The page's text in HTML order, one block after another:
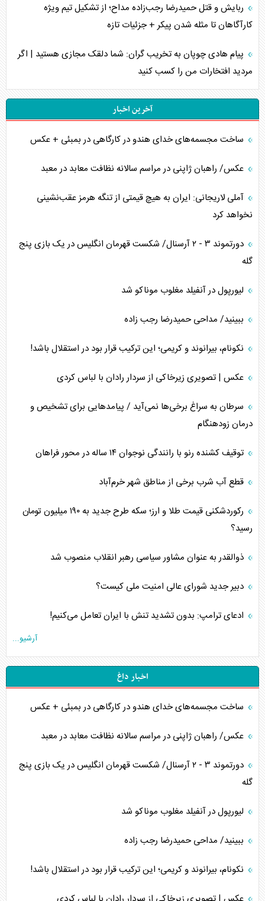
ربایش و قتل حمیدرضا رجب‌زاده مداح؛ از تشکیل تیم ویژه
کارآگاهان تا مثله شدن پیکر + جزئیات تازه
پیام هادی چوپان به تخریب گران: شما دلقک مجازی هستید | اگر
مردید افتخارات من را کسب کنید
آخرین اخبار
ساخت مجسمه‌های خدای هندو در کارگاهی در بمبئی + عکس
عکس/ راهبان ژاپنی در مراسم سالانه نظافت معابد در معبد
آملی لاریجانی: ایران به هیچ قیمتی از تنگه هرمز عقب‌نشینی
نخواهد کرد
دورتموند ۳ - ۲ آرسنال/ شکست قهرمان انگلیس در یک بازی پنج
گله
لیورپول در آنفیلد مغلوب موناکو شد
ببینید/ مداحی حمیدرضا رجب زاده
نکونام، بیرانوند و کریمی؛ این ترکیب قرار بود در استقلال باشد!
عکس | تصویری زیرخاکی از سردار رادان با لباس کردی
سرطان به سراغ برخی‌ها نمی‌آید / پیامد‌هایی برای تشخیص و
درمان زودهنگام
توقیف کشنده رنو با رانندگی نوجوان ۱۴ ساله در محور فراهان
قطع آب شرب برخی از مناطق شهر خرم‌آباد
رکوردشکنی قیمت طلا و ارز؛ سکه طرح جدید به ۱۹۰ میلیون تومان
رسید؟
ذوالقدر به عنوان مشاور سیاسی رهبر انقلاب منصوب شد
دبیر جدید شورای عالی امنیت ملی کیست؟
ادعای ترامپ: بدون تشدید تنش با ایران تعامل می‌کنیم!
آرشیو...
اخبار داغ
ساخت مجسمه‌های خدای هندو در کارگاهی در بمبئی + عکس
عکس/ راهبان ژاپنی در مراسم سالانه نظافت معابد در معبد
دورتموند ۳ - ۲ آرسنال/ شکست قهرمان انگلیس در یک بازی پنج
گله
لیورپول در آنفیلد مغلوب موناکو شد
ببینید/ مداحی حمیدرضا رجب زاده
نکونام، بیرانوند و کریمی؛ این ترکیب قرار بود در استقلال باشد!